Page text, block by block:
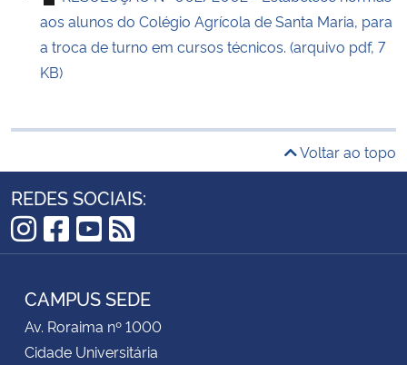
aos alunos do Colégio Agrícola de Santa Maria, para
a troca de turno em cursos técnicos. (arquivo pdf, 7
KB)
Voltar ao topo
REDES SOCIAIS:
Instagram
Facebook
YouTube
RSS
CAMPUS SEDE
Av. Roraima nº 1000
Cidade Universitária